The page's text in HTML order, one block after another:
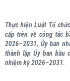
Thực hiện Luật Tổ
cấp trên về công tác
2026–2031, Ủy ban
thành lập Ủy ban bầu
nhiệm kỳ 2026–2031.